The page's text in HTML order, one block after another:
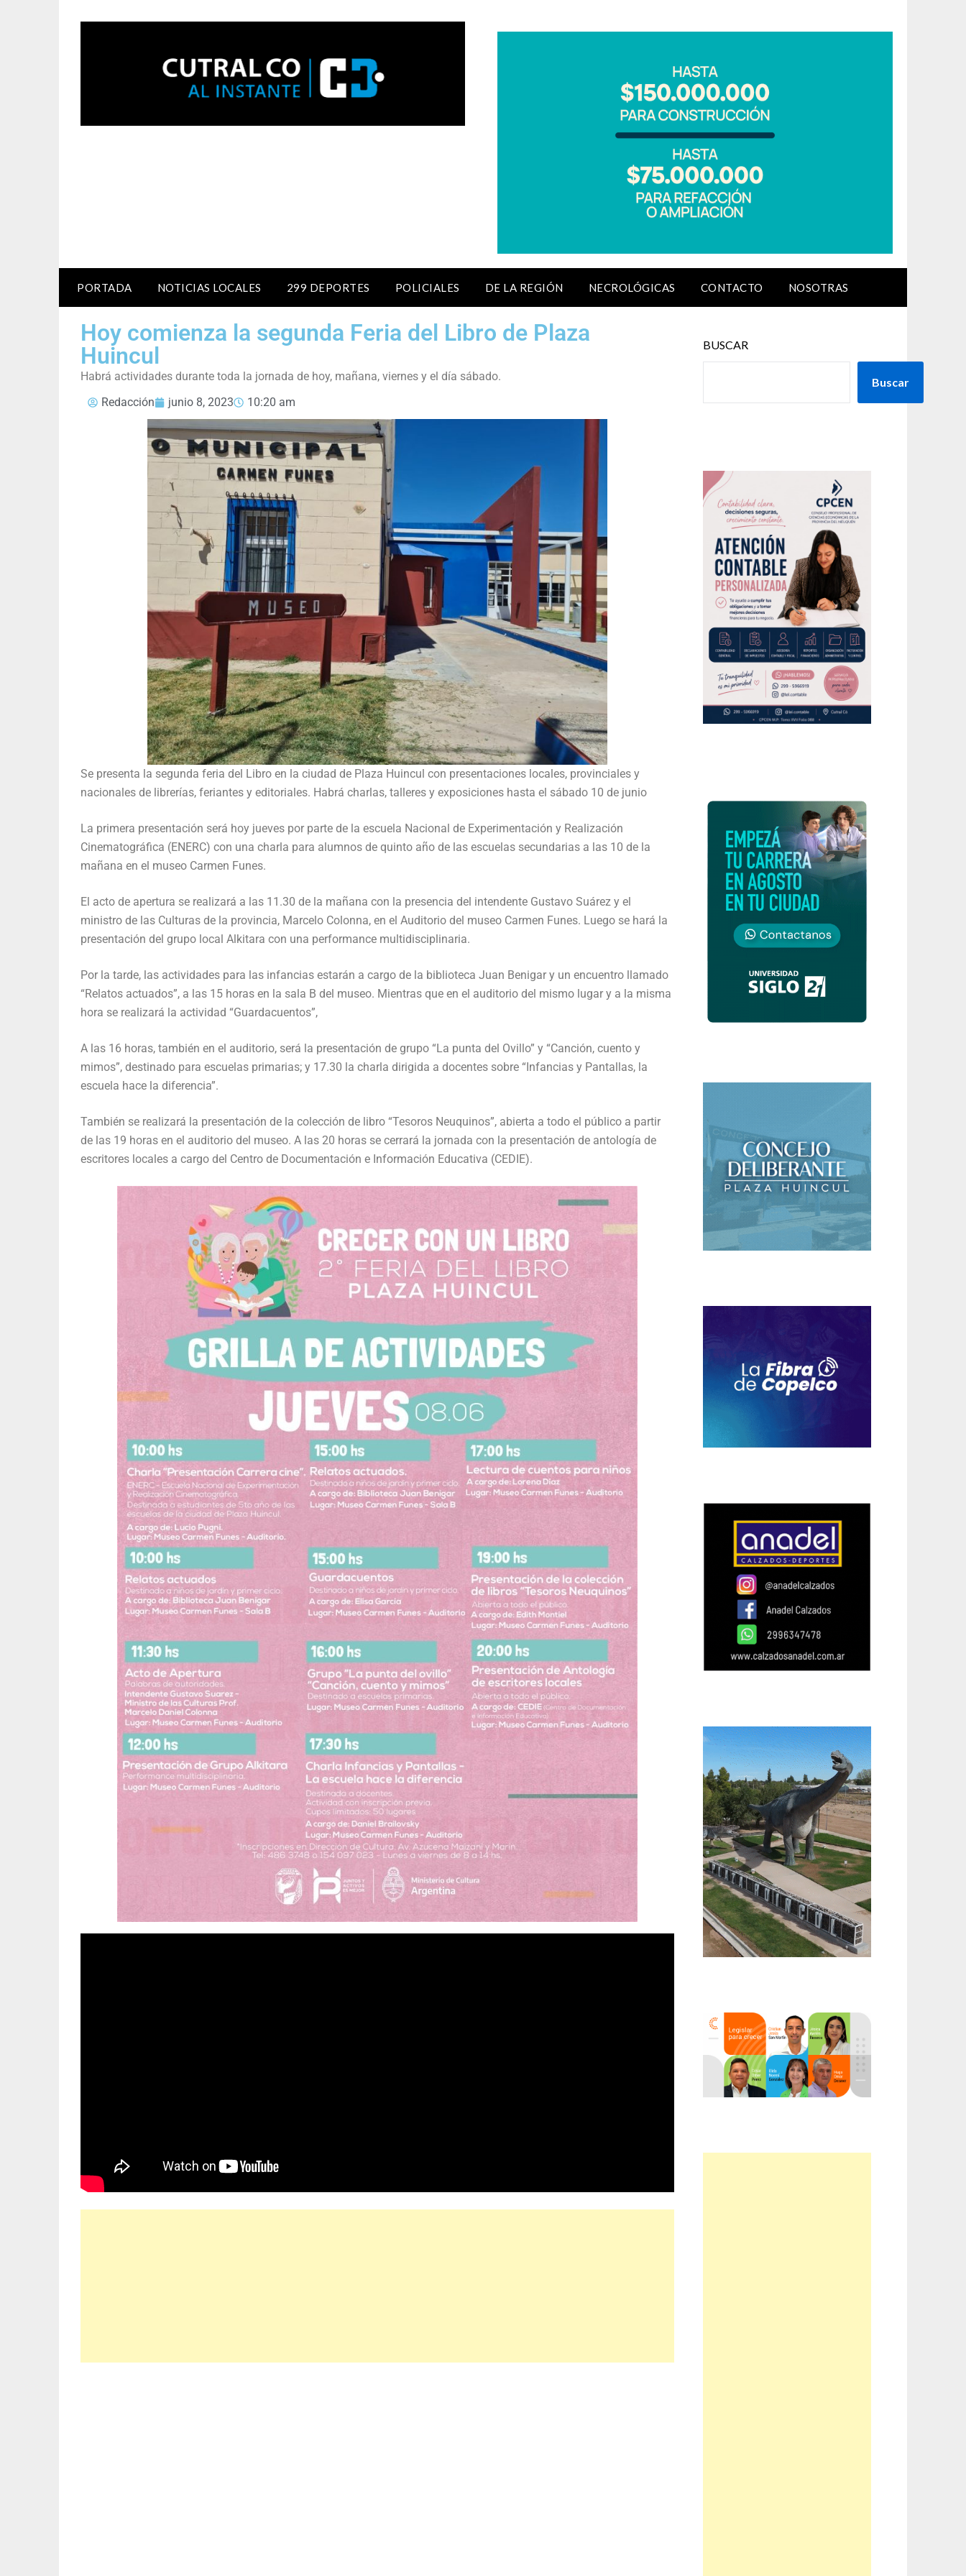
PORTADA NOTICIAS LOCALES 299 DEPORTES POLICIALES DE LA REGIÓN NECROLÓGICAS CONTACTO NOSOTRAS
Hoy comienza la segunda Feria del Libro de Plaza
Huincul
Habrá actividades durante toda la jornada de hoy, mañana, viernes y el día sábado.
Redacción
junio 8, 2023 10:20 am
Se presenta la segunda feria del Libro en la ciudad de Plaza Huincul con presentaciones locales, provinciales y
nacionales de librerías, feriantes y editoriales. Habrá charlas, talleres y exposiciones hasta el sábado 10 de junio
La primera presentación será hoy jueves por parte de la escuela Nacional de Experimentación y Realización
Cinematográfica (ENERC) con una charla para alumnos de quinto año de las escuelas secundarias a las 10 de la
mañana en el museo Carmen Funes.
El acto de apertura se realizará a las 11.30 de la mañana con la presencia del intendente Gustavo Suárez y el
ministro de las Culturas de la provincia, Marcelo Colonna, en el Auditorio del museo Carmen Funes. Luego se hará la
presentación del grupo local Alkitara con una performance multidisciplinaria.
Por la tarde, las actividades para las infancias estarán a cargo de la biblioteca Juan Benigar y un encuentro llamado
“Relatos actuados”, a las 15 horas en la sala B del museo. Mientras que en el auditorio del mismo lugar y a la misma
hora se realizará la actividad “Guardacuentos”,
A las 16 horas, también en el auditorio, será la presentación de grupo “La punta del Ovillo” y “Canción, cuento y
mimos”, destinado para escuelas primarias; y 17.30 la charla dirigida a docentes sobre “Infancias y Pantallas, la
escuela hace la diferencia”.
También se realizará la presentación de la colección de libro “Tesoros Neuquinos”, abierta a todo el público a partir
de las 19 horas en el auditorio del museo. A las 20 horas se cerrará la jornada con la presentación de antología de
escritores locales a cargo del Centro de Documentación e Información Educativa (CEDIE).
BUSCAR
Buscar